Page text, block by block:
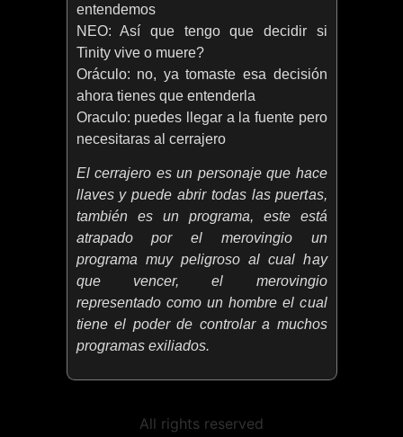
entendemos
NEO: Así que tengo que decidir si
Tinity vive o muere?
Oráculo: no, ya tomaste esa decisión
ahora tienes que entenderla
Oraculo: puedes llegar a la fuente pero
necesitaras al cerrajero
El cerrajero es un personaje que hace
llaves y puede abrir todas las puertas,
también es un programa, este está
atrapado por el merovingio un
programa muy peligroso al cual hay
que vencer, el merovingio
representado como un hombre el cual
tiene el poder de controlar a muchos
programas exiliados.
All rights reserved